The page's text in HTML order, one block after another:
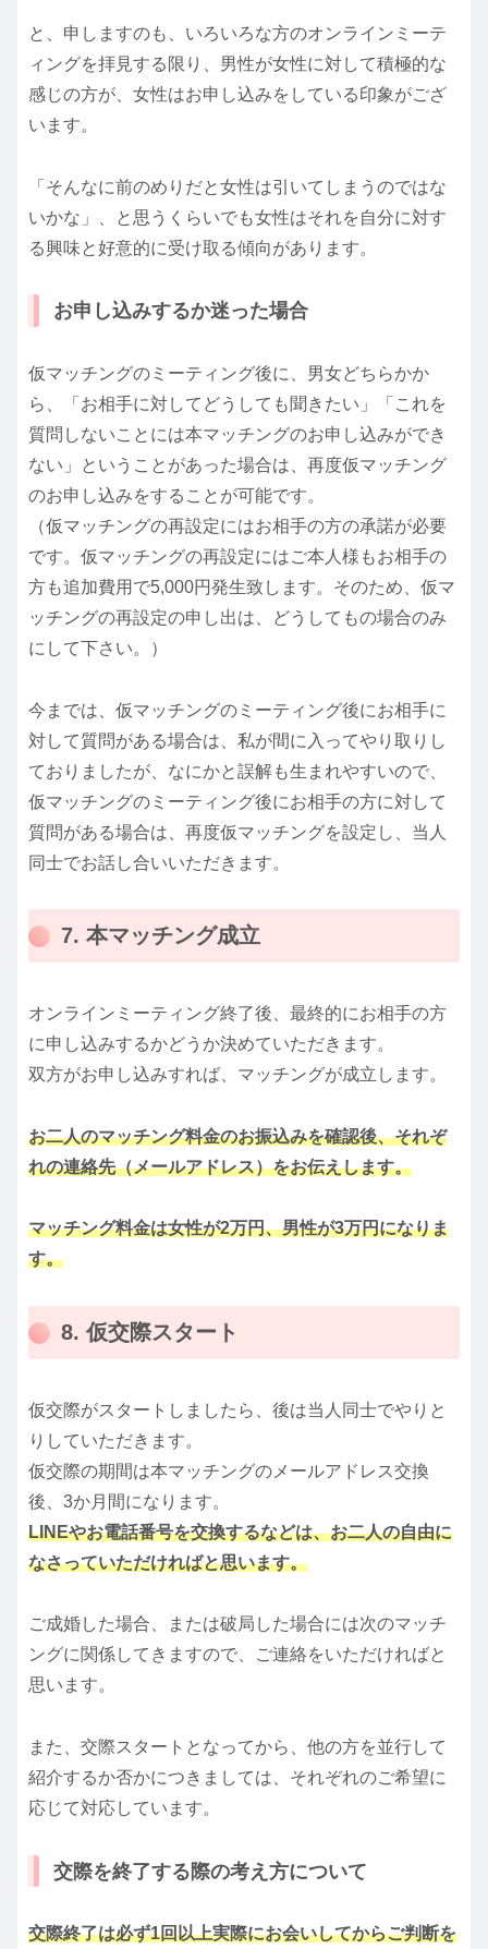
と、申しますのも、いろいろな方のオンラインミーテ
ィングを拝見する限り、男性が女性に対して積極的な
感じの方が、女性はお申し込みをしている印象がござ
います。
「そんなに前のめりだと女性は引いてしまうのではな
いかな」、と思うくらいでも女性はそれを自分に対す
る興味と好意的に受け取る傾向があります。
お申し込みするか迷った場合
仮マッチングのミーティング後に、男女どちらかか
ら、「お相手に対してどうしても聞きたい」「これを
質問しないことには本マッチングのお申し込みができ
ない」ということがあった場合は、再度仮マッチング
のお申し込みをすることが可能です。
（仮マッチングの再設定にはお相手の方の承諾が必要
です。仮マッチングの再設定にはご本人様もお相手の
方も追加費用で5,000円発生致します。そのため、仮マ
ッチングの再設定の申し出は、どうしてもの場合のみ
にして下さい。）
今までは、仮マッチングのミーティング後にお相手に
対して質問がある場合は、私が間に入ってやり取りし
ておりましたが、なにかと誤解も生まれやすいので、
仮マッチングのミーティング後にお相手の方に対して
質問がある場合は、再度仮マッチングを設定し、当人
同士でお話し合いいただきます。
7. 本マッチング成立
オンラインミーティング終了後、最終的にお相手の方
に申し込みするかどうか決めていただきます。
双方がお申し込みすれば、マッチングが成立します。
お二人のマッチング料金のお振込みを確認後、それぞ
れの連絡先（メールアドレス）をお伝えします。
マッチング料金は女性が2万円、男性が3万円になりま
す。
8. 仮交際スタート
仮交際がスタートしましたら、後は当人同士でやりと
りしていただきます。
仮交際の期間は本マッチングのメールアドレス交換
後、3か月間になります。
LINEやお電話番号を交換するなどは、お二人の自由に
なさっていただければと思います。
ご成婚した場合、または破局した場合には次のマッチ
ングに関係してきますので、ご連絡をいただければと
思います。
また、交際スタートとなってから、他の方を並行して
紹介するか否かにつきましては、それぞれのご希望に
応じて対応しています。
交際を終了する際の考え方について
交際終了は必ず1回以上実際にお会いしてからご判断を